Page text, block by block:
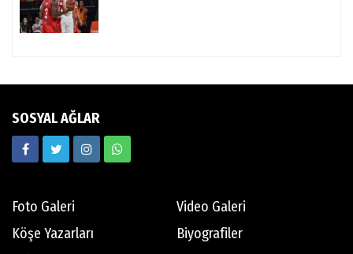
SOSYAL AĞLAR
Foto Galeri
Video Galeri
Köşe Yazarları
Biyografiler